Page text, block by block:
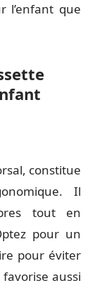
l’enfant que
constitue
Il
tout en
pour un
pour éviter
aussi